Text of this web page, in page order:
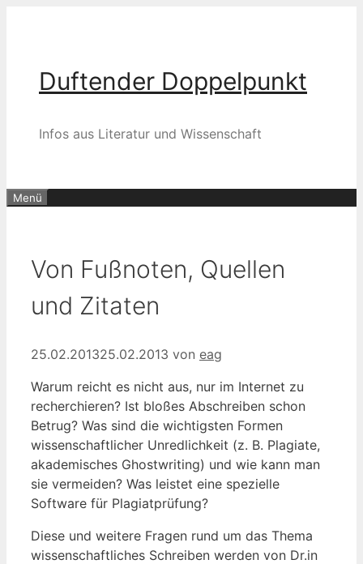
Duftender Doppelpunkt
Infos aus Literatur und Wissenschaft
Menü
Von Fußnoten, Quellen
und Zitaten
25.02.201325.02.2013 von eag
Warum reicht es nicht aus, nur im Internet zu
recherchieren? Ist bloßes Abschreiben schon
Betrug? Was sind die wichtigsten Formen
wissenschaftlicher Unredlichkeit (z. B. Plagiate,
akademisches Ghostwriting) und wie kann man
sie vermeiden? Was leistet eine spezielle
Software für Plagiatprüfung?
Diese und weitere Fragen rund um das Thema
wissenschaftliches Schreiben werden von Dr.in